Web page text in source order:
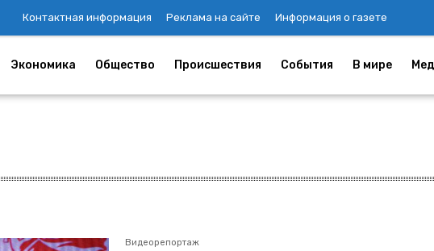
Контактная информация Реклама на сайте Информация о газете
Экономика Общество Происшествия События В мире
Видеорепортаж